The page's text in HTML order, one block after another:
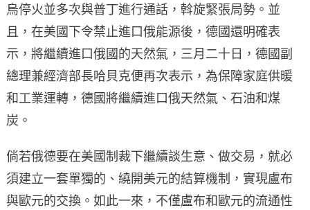
烏停火並多次與普丁進行通話，斡旋緊張局勢。並
且，在美國下令禁止進口俄能源後，德國還明確表
示，將繼續進口俄國的天然氣，三月二十日，德國副
總理兼經濟部長哈貝克便再次表示，為保障家庭供暖
和工業運轉，德國將繼續進口俄天然氣、石油和煤
炭。
倘若俄德要在美國制裁下繼續談生意、做交易，就必
須建立一套單獨的、繞開美元的結算機制，實現盧布
與歐元的交換。如此一來，不僅盧布和歐元的流通性